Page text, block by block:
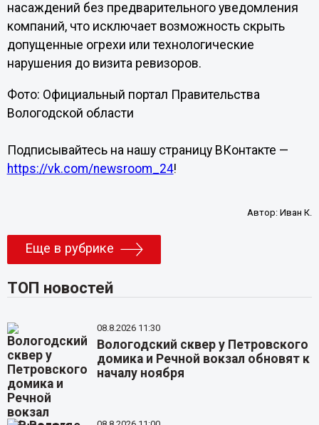
насаждений без предварительного уведомления
компаний, что исключает возможность скрыть
допущенные огрехи или технологические
нарушения до визита ревизоров.
Фото: Официальный портал Правительства
Вологодской области
Подписывайтесь на нашу страницу ВКонтакте —
https://vk.com/newsroom_24!
Автор:Иван К.
Еще в рубрике
ТОП новостей
08.8.2026 11:30
Вологодский сквер у Петровского
домика и Речной вокзал обновят к
началу ноября